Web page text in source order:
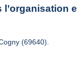
(69640).